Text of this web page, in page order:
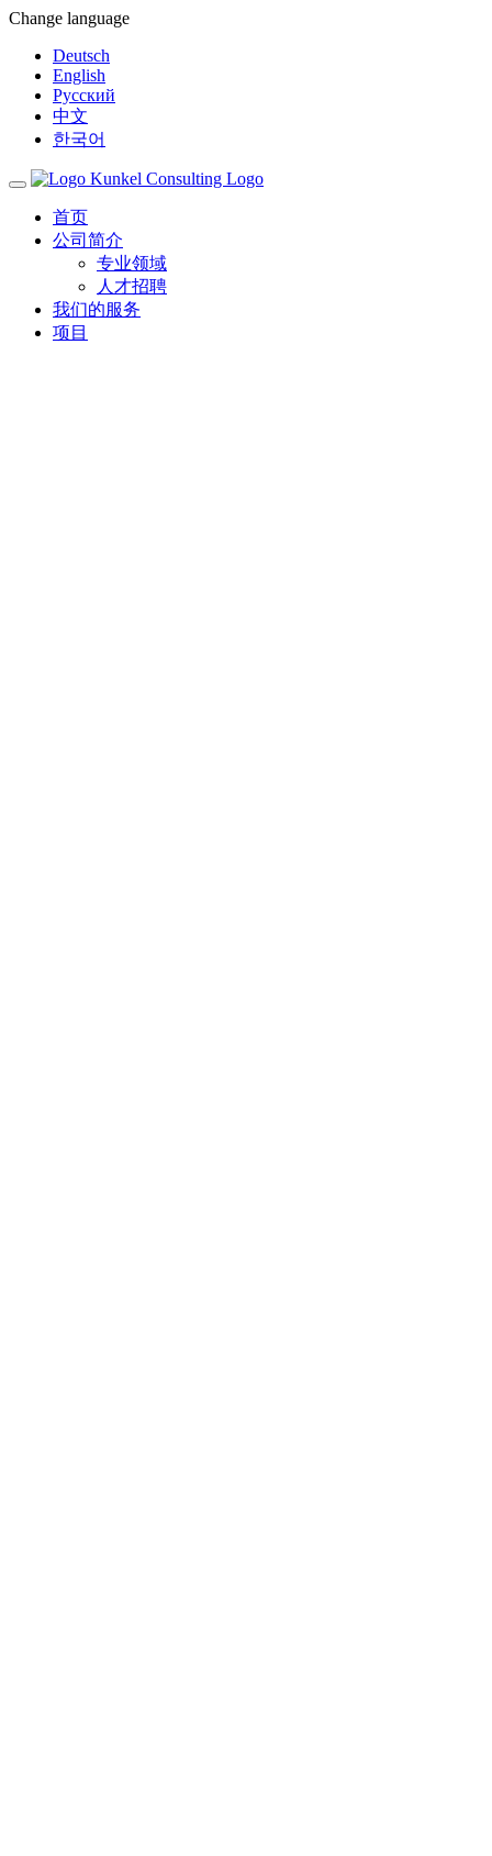
Change language
Deutsch
English
Русский
中文
한국어
Toggle
navigation
首页
公司简介
专业领域
人才招聘
我们的服务
项目